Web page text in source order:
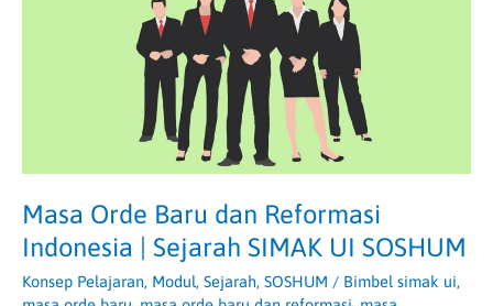
Masa Orde Baru dan Reformasi
Indonesia | Sejarah SIMAK UI SOSHUM
Konsep Pelajaran, Modul, Sejarah, SOSHUM / Bimbel simak ui,